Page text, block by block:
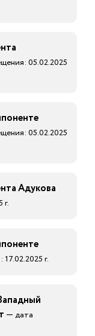
05.02.2025
05.02.2025
Адукова
г.
г.
— дата